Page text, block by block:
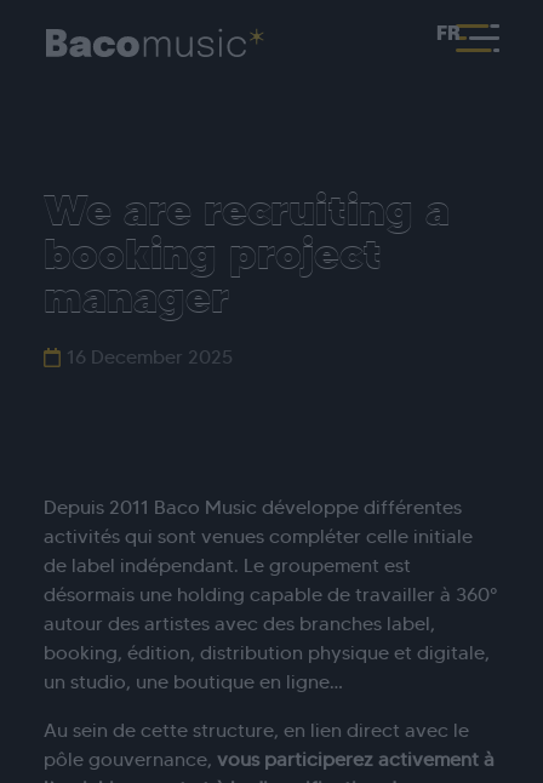
FR
We are recruiting a
booking project
manager
16 December 2025
Depuis 2011 Baco Music développe différentes
activités qui sont venues compléter celle initiale
de label indépendant. Le groupement est
désormais une holding capable de travailler à 360°
autour des artistes avec des branches label,
booking, édition, distribution physique et digitale,
un studio, une boutique en ligne…
Au sein de cette structure, en lien direct avec le
pôle gouvernance, vous participerez activement à